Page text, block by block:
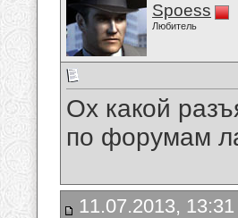
Spoess
Любитель
Ох какой
по форумам
11.07.2013, 13:31